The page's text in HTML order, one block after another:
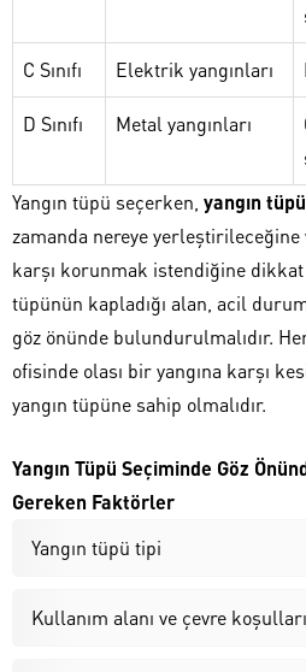
C Sınıfı Elektrik yangınları
D Sınıfı Metal yangınları
Yangın tüpü seçerken, yangın tüpü
zamanda nereye yerleştirileceğine
karşı korunmak istendiğine dikkat
tüpünün kapladığı alan, acil
göz önünde bulundurulmalıdır.
ofisinde olası bir yangına karşı
yangın tüpüne sahip olmalıdır.
Yangın Tüpü Seçiminde Göz
Gereken Faktörler
Yangın tüpü tipi
Kullanım alanı ve çevre koşulları